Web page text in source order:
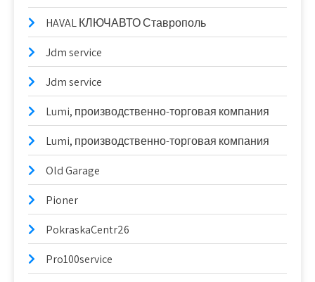
HAVAL КЛЮЧАВТО Ставрополь
Jdm service
Jdm service
Lumi, производственно-торговая компания
Lumi, производственно-торговая компания
Old Garage
Pioner
PokraskaCentr26
Pro100service